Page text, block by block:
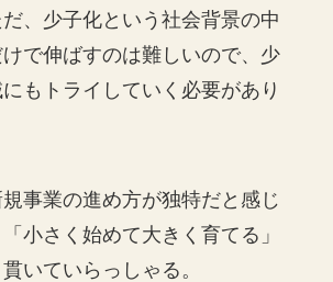
、少子化という社会背景の中
で伸ばすのは難しいので、少
もトライしていく必要があり
規事業の進め方が独特だと感じ
小さく始めて大きく育てる」
いていらっしゃる。